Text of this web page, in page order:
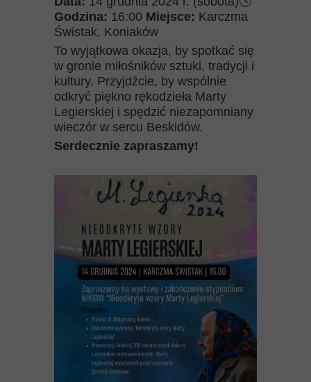
Godzina: 16:00 Miejsce: Karczma
Świstak, Koniaków
To wyjątkowa okazja, by spotkać się
w gronie miłośników sztuki, tradycji i
kultury. Przyjdźcie, by wspólnie
odkryć piękno rękodzieła Marty
Legierskiej i spędzić niezapomniany
wieczór w sercu Beskidów.
Serdecznie zapraszamy!